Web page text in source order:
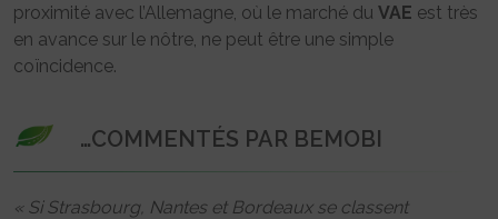
proximité avec l’Allemagne, où le marché du VAE est très
en avance sur le nôtre, ne peut être une simple
coïncidence.
…COMMENTÉS PAR BEMOBI
« Si Strasbourg, Nantes et Bordeaux se classent